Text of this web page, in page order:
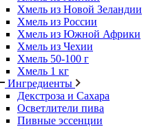
Хмель из Новой Зеландии
Хмель из России
Хмель из Южной Африки
Хмель из Чехии
Хмель 50-100 г
Хмель 1 кг
Ингредиенты
Декстроза и Сахара
Осветлители пива
Пивные эссенции